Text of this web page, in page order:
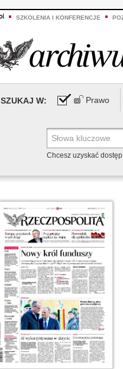
SZKOLENIA I KONFERENCJE
SZUKAJ W: Prawo
Chcesz uzyskać